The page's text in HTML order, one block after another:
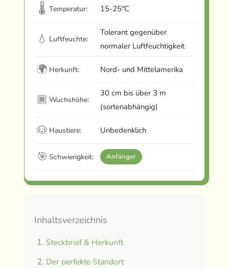
🌡 Temperatur: 15-25°C
💧 Luftfeuchte:
Tolerant gegenüber
normaler Luftfeuchtigkeit
🌍 Herkunft: Nord- und Mittelamerika
🏾 Wuchshöhe:
30 cm bis über 3 m
(sortenabhängig)
🐶 Haustiere: Unbedenklich
🎯 Schwierigkeit: Anfänger
Inhaltsverzeichnis
Steckbrief & Herkunft
Der perfekte Standort